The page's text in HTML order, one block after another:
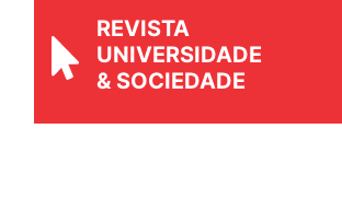
REVISTA
UNIVERSIDADE
& SOCIEDADE